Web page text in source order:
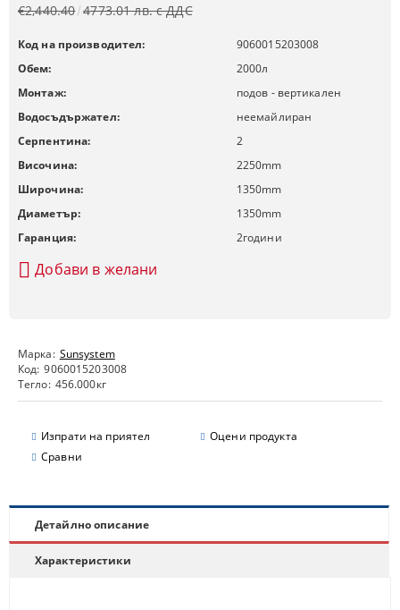
Марка: Sunsystem
Код: 9060015203008
Тегло: 456.000кг
Изпрати на приятел
Оцени продукта
Сравни
€2,440.40 4773.01 лв. с ДДС
Код на производител:
9060015203008
Обем:
2000л
Монтаж:
подов - вертикален
Водосъдържател:
неемайлиран
Серпентина:
2
Височина:
2250mm
Широчина:
1350mm
Диаметър:
1350mm
Гаранция:
2години
Добави в желани
Детайлно описание
Характеристики